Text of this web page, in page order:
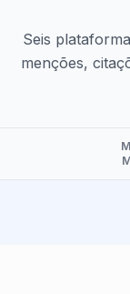
Seis
menções,